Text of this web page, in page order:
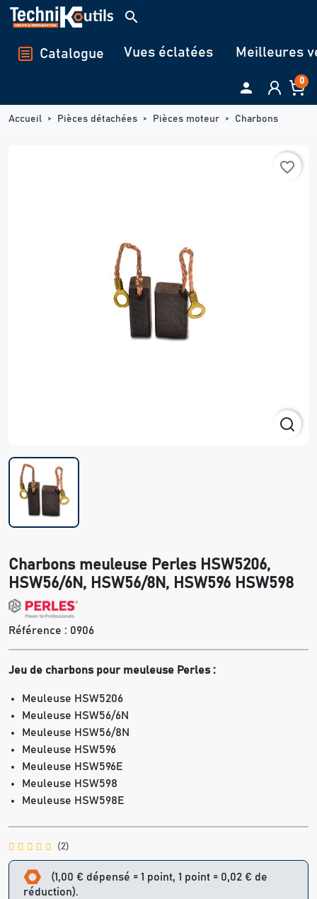
Panneau de gestion des cookies
search
Catalogue Vues éclatées Meilleures
 0
Accueil Pièces détachées Pièces moteur Charbons
favorite_border
Charbons meuleuse Perles HSW5206,
HSW56/6N, HSW56/8N, HSW596 HSW598
Référence : 0906
Jeu de charbons pour meuleuse Perles :
Meuleuse HSW5206
Meuleuse HSW56/6N
Meuleuse HSW56/8N
Meuleuse HSW596
Meuleuse HSW596E
Meuleuse HSW598
Meuleuse HSW598E
(2)
(1,00 € dépensé = 1 point, 1 point = 0,02 € de
réduction).